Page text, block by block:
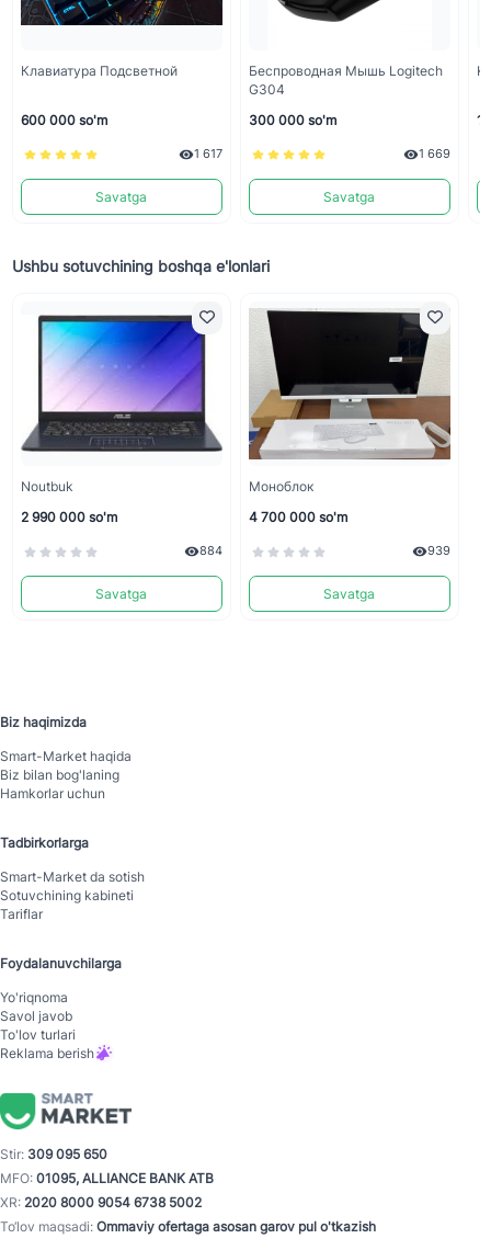
Клавиатура Подсветной
600 000 so'm
1 617
Savatga
Беспроводная Мышь Logitech
G304
300 000 so'm
1 669
Savatga
Ushbu sotuvchining boshqa e'lonlari
Noutbuk
2 990 000 so'm
884
Savatga
Моноблок
4 700 000 so'm
939
Savatga
Biz haqimizda
Smart-Mаrket haqida
Biz bilan bog'laning
Hamkorlar uchun
Tadbirkorlarga
Smart-Mаrket da sotish
Sotuvchining kabineti
Tariflar
Foydalanuvchilarga
Yo'riqnoma
Savol javob
To'lov turlari
Reklama berish
Stir: 309 095 650
MFO: 01095, ALLIANCE BANK ATB
XR: 2020 8000 9054 6738 5002
To‘lov maqsadi: Ommaviy ofertaga asosan garov pul o'tkazish